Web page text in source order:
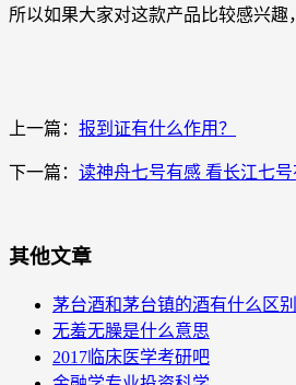
所以如果大家对这款产品比较感兴趣
上一篇： 报到证有什么作用？
下一篇： 读神舟七号有感 看长江七
其他文章
茅台酒和茅台镇的酒有什么区别
无羞无臊是什么意思
2017临床医学考研吧